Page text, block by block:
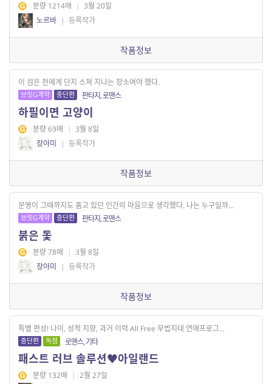
분량 1214매 | 3월 20일
노르바 | 등록작가
작품정보
이 섬은 천에게 단지 스쳐 지나는 장소여야 했다.
브릿G계약 중단편 판타지, 로맨스
하필이면 고양이
분량 69매 | 3월 8일
장아미
| 등록작가
작품정보
문영이 그때까지도 품고 있던 인간의 마음으로 생각했다. 나는 누구일까...
브릿G계약 중단편 판타지, 로맨스
붉은 돛
분량 78매 | 3월 8일
장아미
| 등록작가
작품정보
특별 편성! 나이, 성적 지향, 과거 이력 All Free 무법지대 연애프로그...
중단편 독점 로맨스, 기타
패스트 러브 솔루션♥아일랜드
분량 132매 | 2월 27일